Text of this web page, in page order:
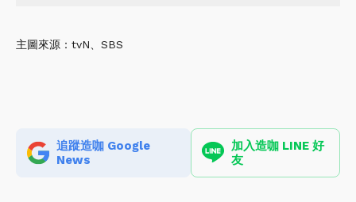
主圖來源：tvN、SBS
追蹤造咖 Google
News
加入造咖 LINE 好
友